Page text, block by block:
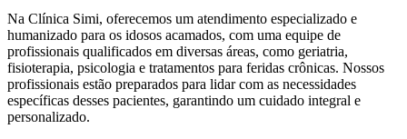
Na Clínica Simi, oferecemos um atendimento especializado e
humanizado para os idosos acamados, com uma equipe de
profissionais qualificados em diversas áreas, como geriatria,
fisioterapia, psicologia e tratamentos para feridas crônicas. Nossos
profissionais estão preparados para lidar com as necessidades
específicas desses pacientes, garantindo um cuidado integral e
personalizado.